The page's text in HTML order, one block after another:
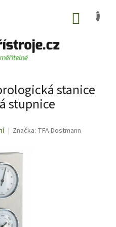
stanice
stupnice
Značka: TFA Dostmann